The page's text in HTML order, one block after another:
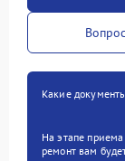
Какие
На этапе
ремонт вам